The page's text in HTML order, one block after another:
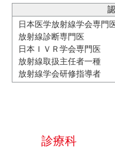
日本医学放射線学会専門
放射線診断専門医
日本ＩＶＲ学会専門医
放射線取扱主任者一種
放射線学会研修指導者
診療科